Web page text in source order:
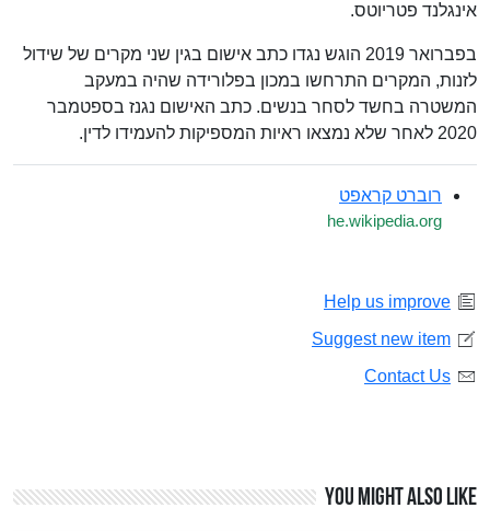
אינגלנד פטריוטס.
בפברואר 2019 הוגש נגדו כתב אישום בגין שני מקרים של שידול
לזנות, המקרים התרחשו במכון בפלורידה שהיה במעקב
המשטרה בחשד לסחר בנשים. כתב האישום נגנז בספטמבר
2020 לאחר שלא נמצאו ראיות המספיקות להעמידו לדין.
רוברט קראפט
he.wikipedia.org
Help us improve
Suggest new item
Contact Us
You might also like